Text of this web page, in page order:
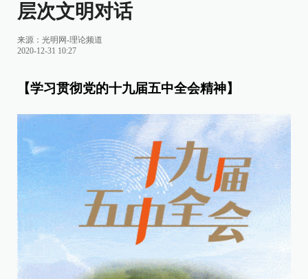
层次文明对话
来源： 光明网-理论频道
2020-12-31 10:27
【学习贯彻党的十九届五中全会精神】